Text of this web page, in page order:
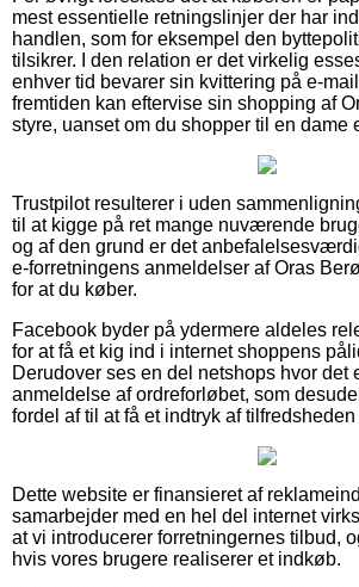
mest essentielle retningslinjer der har
handlen, som for eksempel den
tilsikrer. I den relation er det virkelig
enhver tid bevarer sin kvittering på e-
fremtiden kan eftervise sin shopping af
styre, uanset om du shopper til en dame
Trustpilot resulterer i uden
til at kigge på ret mange nuværende
og af den grund er det
e-forretningens anmeldelser af Oras
for at du køber.
Facebook byder på ydermere aldeles
for at få et kig ind i internet shoppens
Derudover ses en del netshops hvor det
anmeldelse af ordreforløbet, som
fordel af til at få et indtryk af
Dette website er finansieret af
samarbejder med en hel del internet
at vi introducerer forretningernes tilbud,
hvis vores brugere realiserer et indkøb.